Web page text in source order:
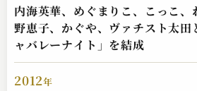
内海英華、めぐまりこ、こっこ、
野恵子、かぐや、ヴァチスト太田
ャバレーナイト」を結成
2012年